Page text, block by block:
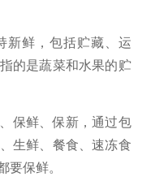
新鲜，包括贮藏、运
的是蔬菜和水果的贮
保鲜、保新，通过包
生鲜、餐食、速冻食
要保鲜。